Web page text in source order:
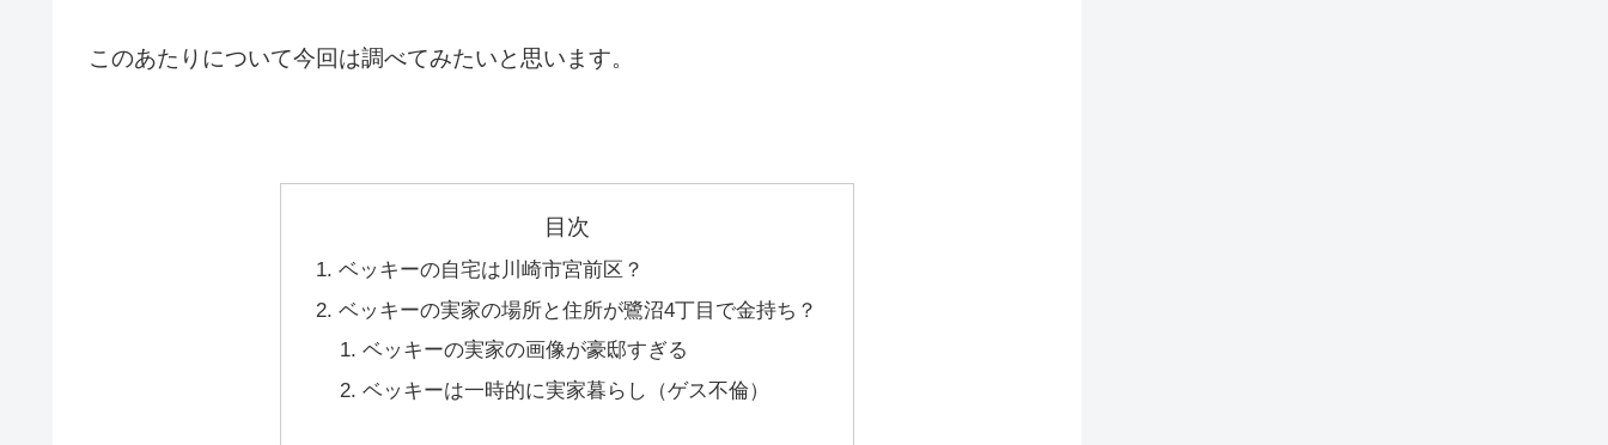
このあたりについて今回は調べてみたいと思います。
目次
ベッキーの自宅は川崎市宮前区？
ベッキーの実家の場所と住所が鷺沼4丁目で金持ち？
ベッキーの実家の画像が豪邸すぎる
ベッキーは一時的に実家暮らし（ゲス不倫）